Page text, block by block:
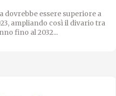
dovrebbe essere superiore a
ampliando così il divario tra
fino al 2032...